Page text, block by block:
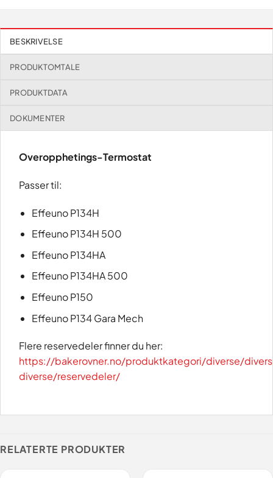
BESKRIVELSE
PRODUKTOMTALE
PRODUKTDATA
DOKUMENTER
Overopphetings-Termostat
Passer til:
Effeuno P134H
Effeuno P134H 500
Effeuno P134HA
Effeuno P134HA 500
Effeuno P150
Effeuno P134 Gara Mech
Flere reservedeler finner du her:
https://bakerovner.no/produktkategori/diverse/
diverse/reservedeler/
RELATERTE PRODUKTER